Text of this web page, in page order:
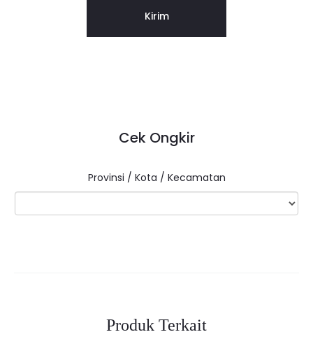
Cek Ongkir
Provinsi / Kota / Kecamatan
Produk Terkait